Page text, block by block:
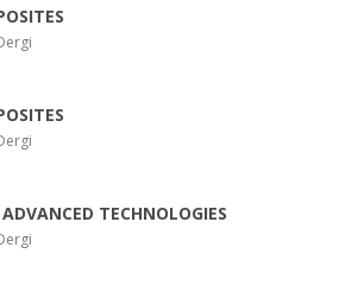
TECHNOLOGIES